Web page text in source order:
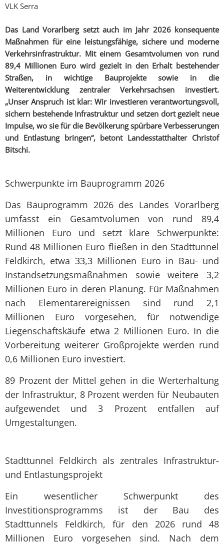
VLK Serra
Das Land Vorarlberg setzt auch im Jahr 2026 konsequente
Maßnahmen für eine leistungsfähige, sichere und moderne
Verkehrsinfrastruktur. Mit einem Gesamtvolumen von rund
89,4 Millionen Euro wird gezielt in den Erhalt bestehender
Straßen, in wichtige Bauprojekte sowie in die
Weiterentwicklung zentraler Verkehrsachsen investiert.
„Unser Anspruch ist klar: Wir investieren verantwortungsvoll,
sichern bestehende Infrastruktur und setzen dort gezielt neue
Impulse, wo sie für die Bevölkerung spürbare Verbesserungen
und Entlastung bringen“, betont Landesstatthalter Christof
Bitschi.
Schwerpunkte im Bauprogramm 2026
Das Bauprogramm 2026 des Landes Vorarlberg
umfasst ein Gesamtvolumen von rund 89,4
Millionen Euro und setzt klare Schwerpunkte:
Rund 48 Millionen Euro fließen in den Stadttunnel
Feldkirch, etwa 33,3 Millionen Euro in Bau- und
Instandsetzungsmaßnahmen sowie weitere 3,2
Millionen Euro in deren Planung. Für Maßnahmen
nach Elementarereignissen sind rund 2,1
Millionen Euro vorgesehen, für notwendige
Liegenschaftskäufe etwa 2 Millionen Euro. In die
Vorbereitung weiterer Großprojekte werden rund
0,6 Millionen Euro investiert.
89 Prozent der Mittel gehen in die Werterhaltung
der Infrastruktur, 8 Prozent werden für Neubauten
aufgewendet und 3 Prozent entfallen auf
Umgestaltungen.
Stadttunnel Feldkirch als zentrales Infrastruktur-
und Entlastungsprojekt
Ein wesentlicher Schwerpunkt des
Investitionsprogramms ist der Bau des
Stadttunnels Feldkirch, für den 2026 rund 48
Millionen Euro vorgesehen sind. Nach dem